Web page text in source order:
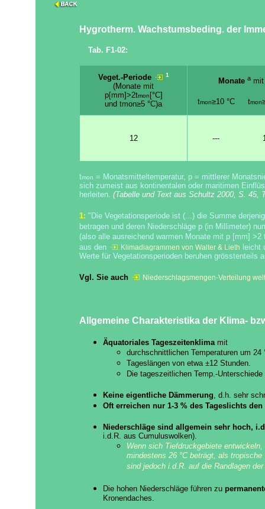
Hygrotherm. Wachstumsbeding. der
Tab. F1-02:
Veget.-Periode 1
(Monate mit
p[mm]>2tmon [°C]
und tmon≥5 °C)a
Monate a mit
tmon≥10 °C tmon
12 ---
tmon = Monatsmitteltemperatur, p = mittlerer
sich zumeist aus kontinentalen oder maritimen
herleiten. (Tabelle und Text aus Schultz 2000, S. 45,
1: "Die Vegetationsperiode ist (...) die Summe
betragen und deren Niederschläge p (in Millimeter)
(also alle ausreichend warmen Monate mit p [mm] >2
aus den
Klimadiagrammen von Walter & Lieth leicht
Werte für Vegetationsperioden beruhen grösstenteils
Vgl. Sie auch Niederschlagsmengen-Verteilung
Allgemeine Charakteristika der Klima-
Äquatoriales Tageszeitenklimamit
durchschnittlichen Temperaturen um 24
Tageslängen von etwa ±12 Stunden.
Die tageszeitlichen Temp.-
Keine eigentliche Dämmerung, d.h. sehr
Oft erreichen nur 1-3 % des Tageslichts
Niederschläge sind allgemein sehr hoch,
i.d.R. aus Cumuluswolken).
Wenn sich Tiefdruckgebiete
mindestens 26 °C beträgt, als
sind jedoch i.d.R. auf die Randlagen
Die hohen Niederschläge führen zu
Kronendaches.